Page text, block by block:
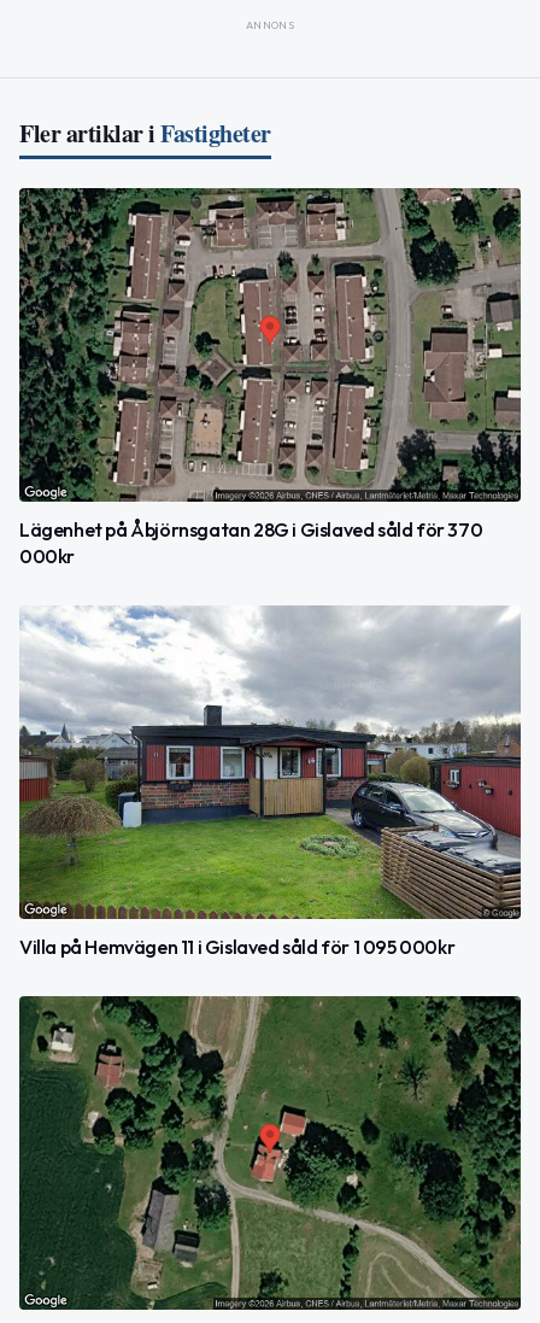
ANNONS
Fler artiklar iFastigheter
Lägenhet på Åbjörns­gatan 28G i Gislaved såld för 370
000kr
Villa på Hemvägen 11 i Gislaved såld för 1 095 000kr